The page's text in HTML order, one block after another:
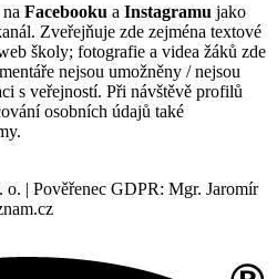
Facebooku a Instagramu jako
Zveřejňuje zde zejména textové
školy; fotografie a videa žáků zde
nejsou umožněny / nejsou
s veřejností. Při návštěvě profilů
osobních údajů také
o. | Pověřenec GDPR: Mgr. Jaromír